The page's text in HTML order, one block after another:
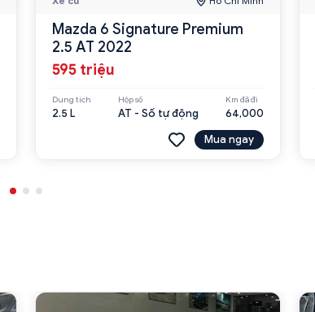
Mazda 6 Signature Premium
2.5 AT 2022
595 triệu
Dung tích
2.5 L
Hộp số
AT - Số tự động
Km đã đi
64,000
Mua ngay